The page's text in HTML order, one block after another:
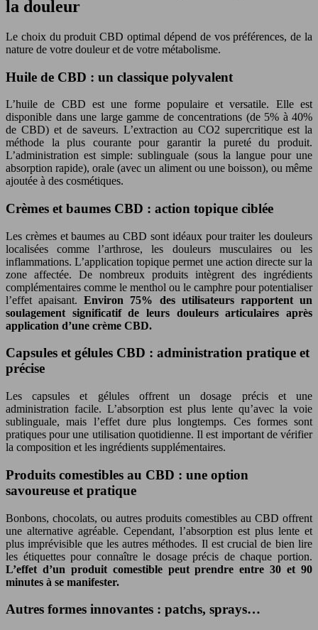
la douleur
Le choix du produit CBD optimal dépend de vos préférences, de la
nature de votre douleur et de votre métabolisme.
Huile de CBD : un classique polyvalent
L’huile de CBD est une forme populaire et versatile. Elle est
disponible dans une large gamme de concentrations (de 5% à 40%
de CBD) et de saveurs. L’extraction au CO2 supercritique est la
méthode la plus courante pour garantir la pureté du produit.
L’administration est simple: sublinguale (sous la langue pour une
absorption rapide), orale (avec un aliment ou une boisson), ou même
ajoutée à des cosmétiques.
Crèmes et baumes CBD : action topique ciblée
Les crèmes et baumes au CBD sont idéaux pour traiter les douleurs
localisées comme l’arthrose, les douleurs musculaires ou les
inflammations. L’application topique permet une action directe sur la
zone affectée. De nombreux produits intègrent des ingrédients
complémentaires comme le menthol ou le camphre pour potentialiser
l’effet apaisant.Environ 75% des utilisateurs rapportent un
soulagement significatif de leurs douleurs articulaires après
application d’une crème CBD.
Capsules et gélules CBD : administration pratique et
précise
Les capsules et gélules offrent un dosage précis et une
administration facile. L’absorption est plus lente qu’avec la voie
sublinguale, mais l’effet dure plus longtemps. Ces formes sont
pratiques pour une utilisation quotidienne. Il est important de vérifier
la composition et les ingrédients supplémentaires.
Produits comestibles au CBD : une option
savoureuse et pratique
Bonbons, chocolats, ou autres produits comestibles au CBD offrent
une alternative agréable. Cependant, l’absorption est plus lente et
plus imprévisible que les autres méthodes. Il est crucial de bien lire
les étiquettes pour connaître le dosage précis de chaque portion.
L’effet d’un produit comestible peut prendre entre 30 et 90
minutes à se manifester.
Autres formes innovantes : patchs, sprays…